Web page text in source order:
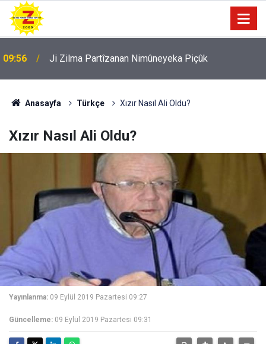
09:56 Ji Zilma Partîzanan Nimûneyeka Piçûk
Anasayfa Türkçe Xızır Nasıl Ali Oldu?
Xızır Nasıl Ali Oldu?
Yayınlanma: 09 Eylül 2019 Pazartesi 09:27
Güncelleme: 09 Eylül 2019 Pazartesi 09:31